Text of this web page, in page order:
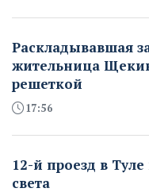
Раскладывавшая
жительница
решеткой
17:56
12-й проезд в
света